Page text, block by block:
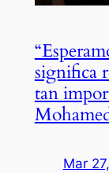
significa
tan
Mar